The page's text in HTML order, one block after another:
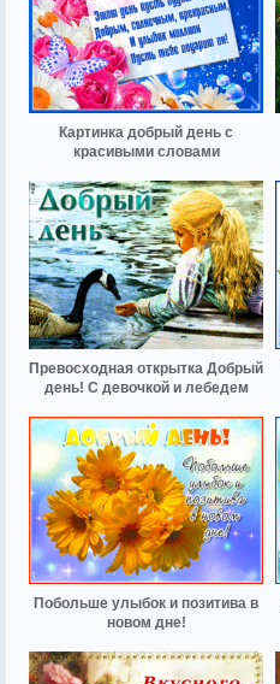
Картинка добрый день с
красивыми словами
Превосходная открытка Добрый
день! С девочкой и лебедем
Побольше улыбок и позитива в
новом дне!